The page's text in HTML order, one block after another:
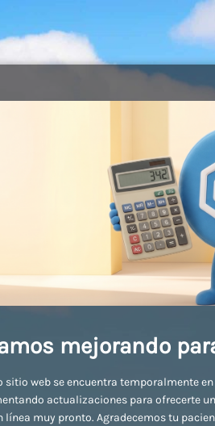
mejorando
sitio web se encuentra temporalmente
actualizaciones para ofrecerte
línea muy pronto. Agradecemos tu